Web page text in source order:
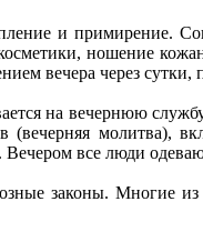
и примирение.
ношение
вечера через сутки,
на вечернюю
(вечерняя
все люди
законы. Многие из